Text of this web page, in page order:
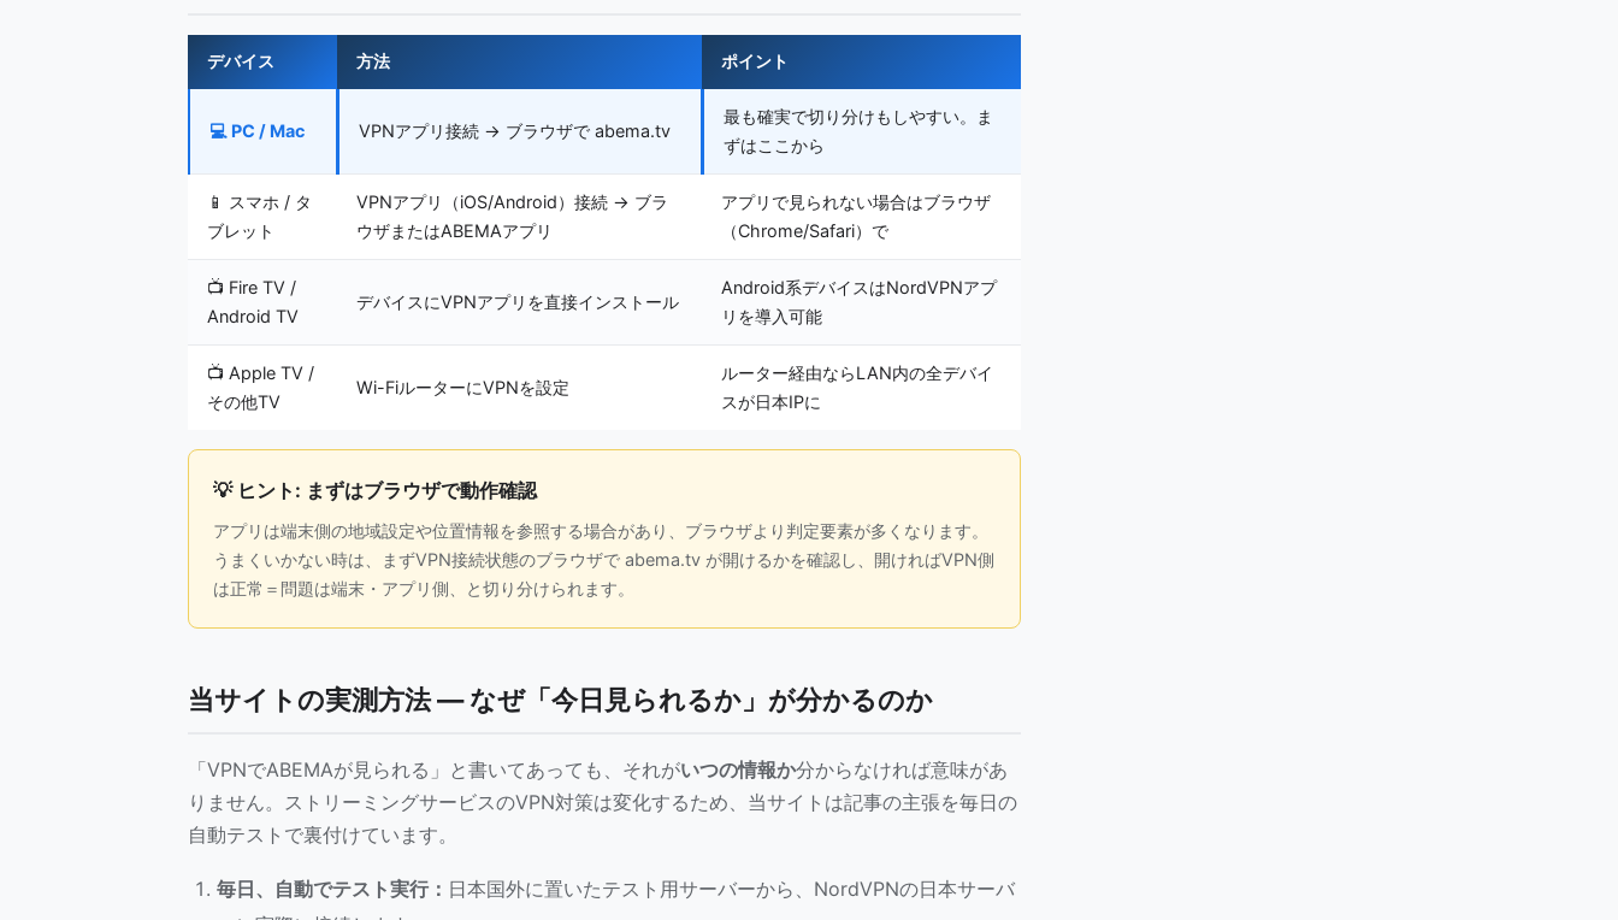
デバイス 方法 ポイント
💻 PC / Mac VPNアプリ接続 → ブラウザで abema.tv
最も確実で切り分けもしやすい。ま
ずはここから
📱 スマホ / タ
ブレット
VPNアプリ（iOS/Android）接続 → ブラ
ウザまたはABEMAアプリ
アプリで見られない場合はブラウザ
（Chrome/Safari）で
📺 Fire TV /
Android TV
デバイスにVPNアプリを直接インストール
Android系デバイスはNordVPNアプ
リを導入可能
📺 Apple TV /
その他TV
Wi-FiルーターにVPNを設定
ルーター経由ならLAN内の全デバイ
スが日本IPに
💡 ヒント: まずはブラウザで動作確認
アプリは端末側の地域設定や位置情報を参照する場合があり、ブラウザより判定要素が多くなります。
うまくいかない時は、まずVPN接続状態のブラウザで abema.tv が開けるかを確認し、開ければVPN側
は正常＝問題は端末・アプリ側、と切り分けられます。
当サイトの実測方法 — なぜ「今日見られるか」が分かるのか
「VPNでABEMAが見られる」と書いてあっても、それがいつの情報か分からなければ意味があ
りません。ストリーミングサービスのVPN対策は変化するため、当サイトは記事の主張を毎日の
自動テストで裏付けています。
毎日、自動でテスト実行： 日本国外に置いたテスト用サーバーから、NordVPNの日本サーバ